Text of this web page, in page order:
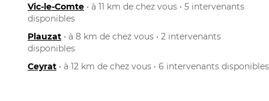
Vic-le-Comte • à 11 km de chez vous • 5 intervenants
disponibles
Plauzat • à 8 km de chez vous • 2 intervenants
disponibles
Ceyrat • à 12 km de chez vous • 6 intervenants disponibles